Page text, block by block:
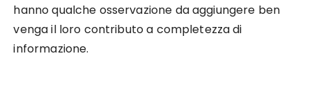
hanno qualche osservazione da aggiungere ben
venga il loro contributo a completezza di
informazione.